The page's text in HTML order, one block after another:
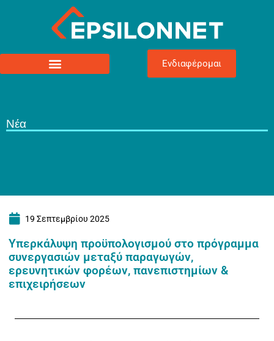
Ενδιαφέρομαι
Νέα
19 Σεπτεμβρίου 2025
Yπερκάλυψη προϋπολογισμού στο πρόγραμμα
συνεργασιών μεταξύ παραγωγών,
ερευνητικών φορέων, πανεπιστημίων &
επιχειρήσεων